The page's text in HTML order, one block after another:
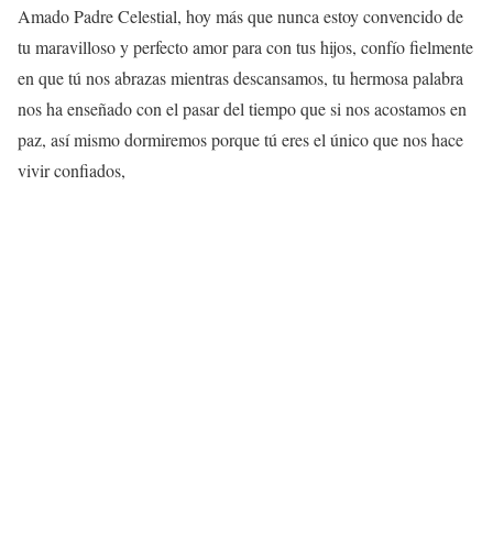
Amado Padre Celestial, hoy más que nunca estoy convencido de
tu maravilloso y perfecto amor para con tus hijos, confío fielmente
en que tú nos abrazas mientras descansamos, tu hermosa palabra
nos ha enseñado con el pasar del tiempo que si nos acostamos en
paz, así mismo dormiremos porque tú eres el único que nos hace
vivir confiados,